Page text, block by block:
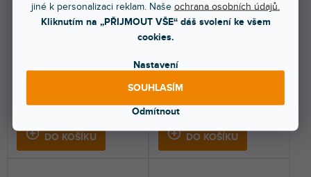
jiné k personalizaci reklam. Naše ochrana osobních údajů.
Kliknutím na „PŘIJMOUT VŠE“ dáš svolení ke všem
cookies.
Nastavení
Odmítnout
SOUHLASÍM
3 330 Kč
DO KOŠÍKU
Skladem na prodejně
7 990 Kč
DO KOŠÍKU
funkcí AURA, vhodný pro